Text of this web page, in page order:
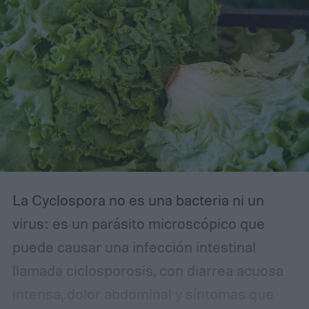
aproximadamente 14.000 genomas virales
pertenecientes a la familia Microviridae.
La Cyclospora no es una bacteria ni un
virus: es un parásito microscópico que
puede causar una infección intestinal
llamada ciclosporosis, con diarrea acuosa